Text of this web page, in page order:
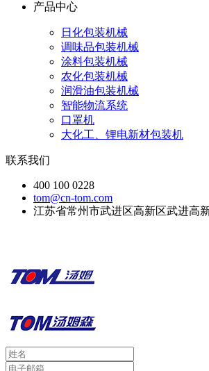
产品中心
日化包装机械
调味品包装机械
涂料包装机械
农化包装机械
润滑油包装机械
智能物流系统
口罩机
大化工、锂电新材包装机
联系我们
400 100 0228
tom@cn-tom.com
江苏省常州市武进区高新区武进高